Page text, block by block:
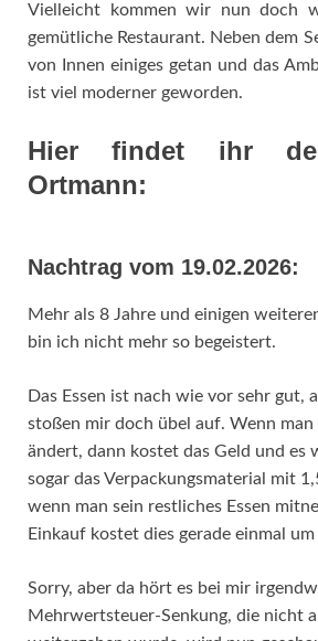
Vielleicht kommen wir nun doch
gemütliche Restaurant. Neben dem
von Innen einiges getan und das
ist viel moderner geworden.
Hier findet ihr
Ortmann:
Nachtrag vom 19.02.2026:
Mehr als 8 Jahre und einigen
bin ich nicht mehr so begeistert.
Das Essen ist nach wie vor sehr gut,
stoßen mir doch übel auf. Wenn man
ändert, dann kostet das Geld und es
sogar das Verpackungsmaterial mit
wenn man sein restliches Essen
Einkauf kostet dies gerade einmal
Sorry, aber da hört es bei mir
Mehrwertsteuer-Senkung, die nicht